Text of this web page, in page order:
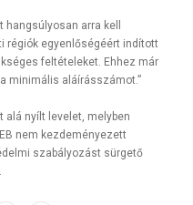
arra kell
régiók egyenlőségéért indított
feltételeket. Ehhez már
minimális aláírásszámot.”
alá nyílt levelet, melyben
nem kezdeményezett
szabályozást sürgető